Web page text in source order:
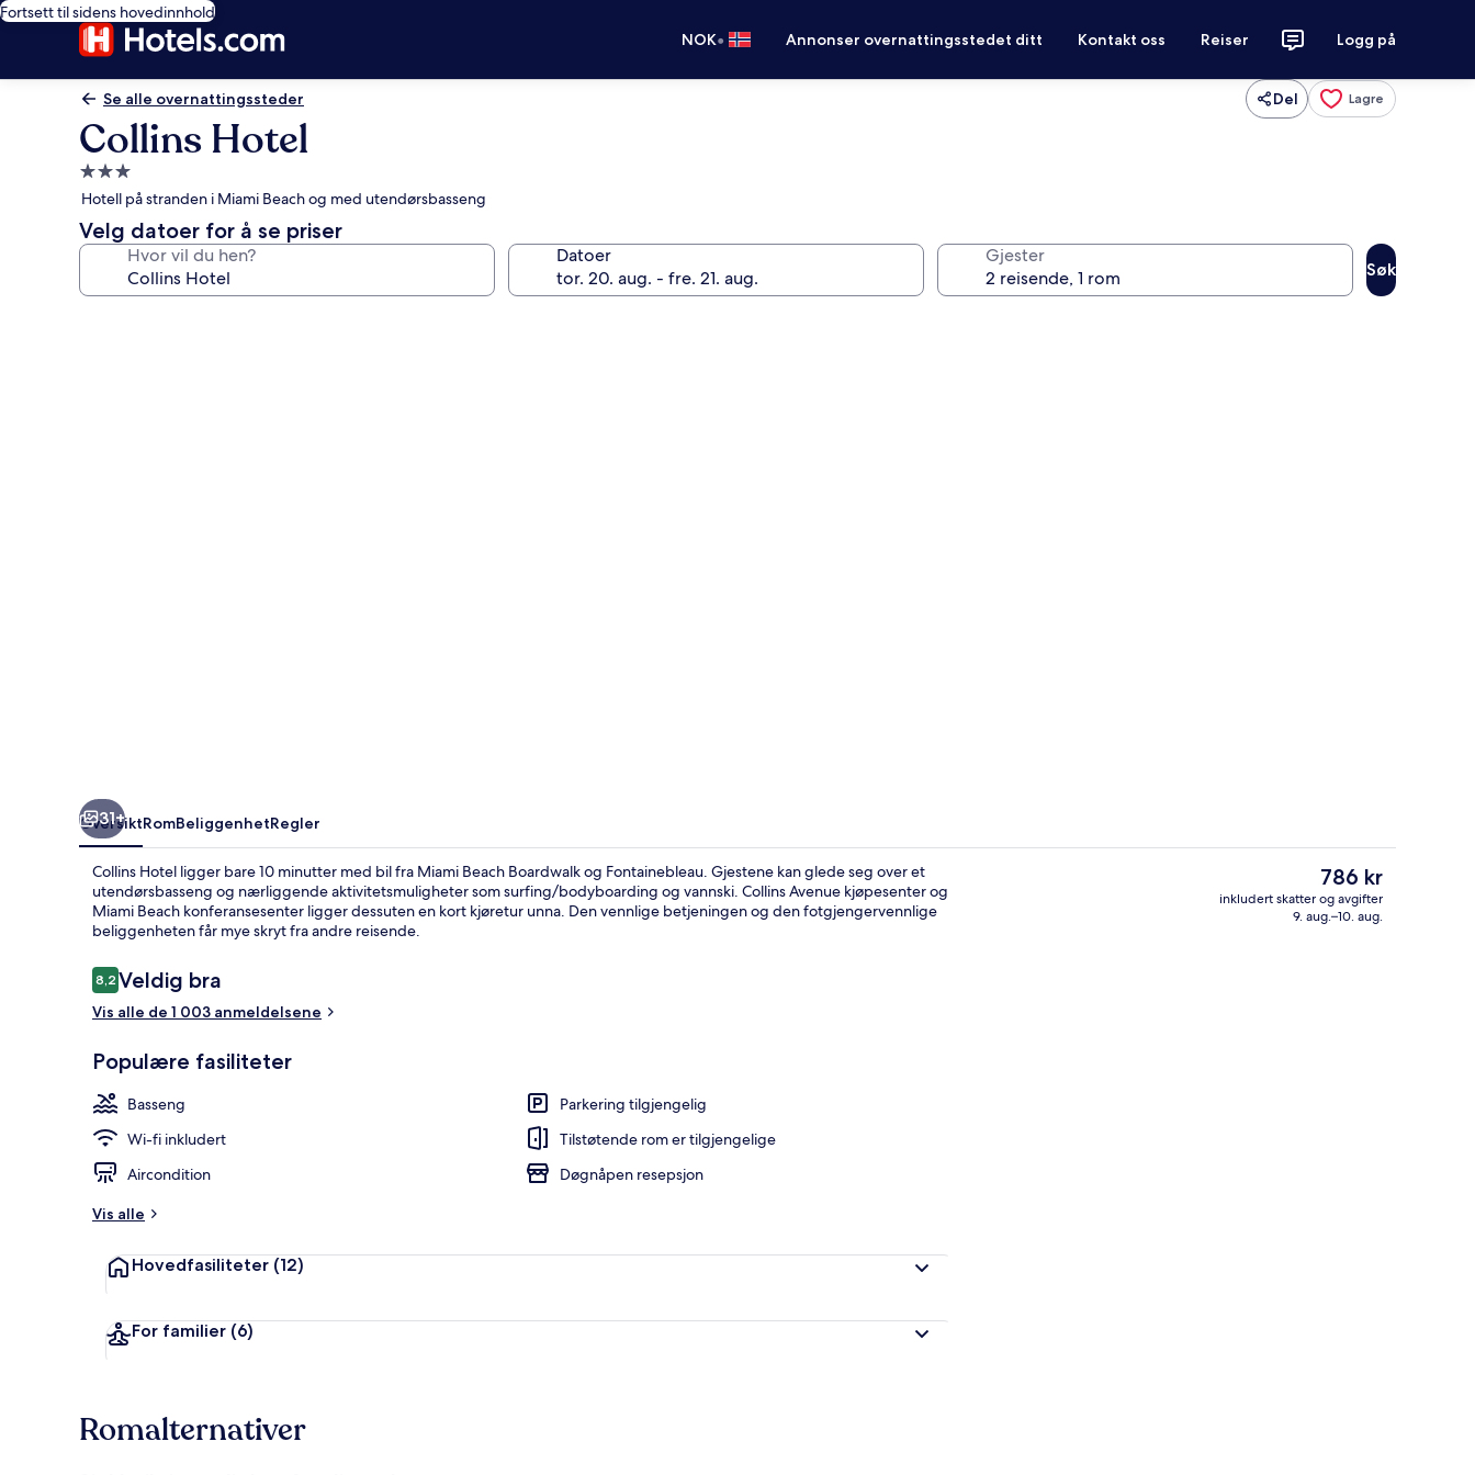
Fortsett til sidens hovedinnhold
NOK• Annonser overnattingsstedet ditt Kontakt oss Reiser Logg på
Se alle overnattingssteder Del Lagre
Collins Hotel
Overnattingssted
med
3.0
stjerner
Hotell på stranden i Miami Beach og med utendørsbasseng
Velg datoer for å se priser
Hvor vil du hen? Datoer Gjester
Søk
31+
OversiktRomBeliggenhetRegler
Collins Hotel ligger bare 10 minutter med bil fra Miami Beach Boardwalk og Fontainebleau. Gjestene kan glede seg over et
utendørsbasseng og nærliggende aktivitetsmuligheter som surfing/bodyboarding og vannski. Collins Avenue kjøpesenter og
Miami Beach konferansesenter ligger dessuten en kort kjøretur unna. Den vennlige betjeningen og den fotgjengervennlige
beliggenheten får mye skryt fra andre reisende.
Anmeldelser
8,28,2 av 10 –
Veldig bra
Vis alle de 1 003 anmeldelsene
Populære fasiliteter
Basseng
Parkering tilgjengelig
Wi-fi inkludert
Tilstøtende rom er tilgjengelige
Aircondition
Døgnåpen resepsjon
Vis alle
Hovedfasiliteter (12)
For familier (6)
Den
nåværende
prisen
786 kr
inkludert skatter og avgifter
9. aug.–10. aug.
Romalternativer